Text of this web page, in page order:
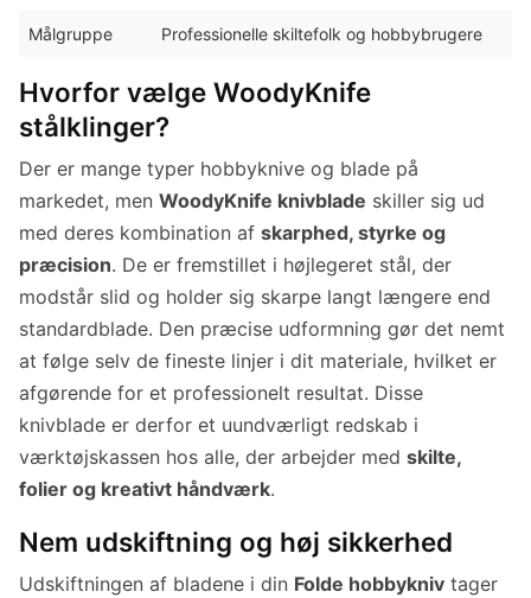
Målgruppe Professionelle skiltefolk og hobbybrugere
Hvorfor vælge WoodyKnife
stålklinger?
Der er mange typer hobbyknive og blade på
markedet, men WoodyKnife knivblade skiller sig ud
med deres kombination af skarphed, styrke og
præcision. De er fremstillet i højlegeret stål, der
modstår slid og holder sig skarpe langt længere end
standardblade. Den præcise udformning gør det nemt
at følge selv de fineste linjer i dit materiale, hvilket er
afgørende for et professionelt resultat. Disse
knivblade er derfor et uundværligt redskab i
værktøjskassen hos alle, der arbejder med skilte,
folier og kreativt håndværk.
Nem udskiftning og høj sikkerhed
Udskiftningen af bladene i din Folde hobbykniv tager